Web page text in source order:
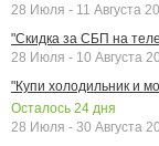
28 Июля - 11 Августа
"Скидка за СБП на
28 Июля - 10 Августа
"Купи холодильник и
Осталось 24 дня
28 Июля - 30 Августа